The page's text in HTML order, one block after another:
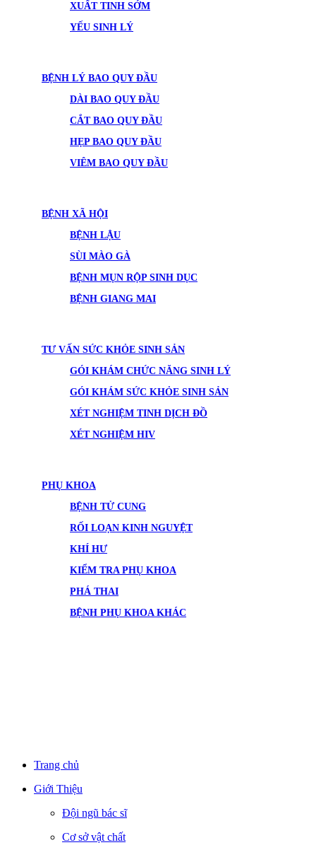
XUẤT TINH SỚM
YẾU SINH LÝ
BỆNH LÝ BAO QUY ĐẦU
DÀI BAO QUY ĐẦU
CẮT BAO QUY ĐẦU
HẸP BAO QUY ĐẦU
VIÊM BAO QUY ĐẦU
BỆNH XÃ HỘI
BỆNH LẬU
SÙI MÀO GÀ
BỆNH MỤN RỘP SINH DỤC
BỆNH GIANG MAI
TƯ VẤN SỨC KHỎE SINH SẢN
GÓI KHÁM CHỨC NĂNG SINH LÝ
GÓI KHÁM SỨC KHỎE SINH SẢN
XÉT NGHIỆM TINH DỊCH ĐỒ
XÉT NGHIỆM HIV
PHỤ KHOA
BỆNH TỬ CUNG
RỐI LOẠN KINH NGUYỆT
KHÍ HƯ
KIỂM TRA PHỤ KHOA
PHÁ THAI
BỆNH PHỤ KHOA KHÁC
Trang chủ
Giới Thiệu
Đội ngũ bác sĩ
Cơ sở vật chất